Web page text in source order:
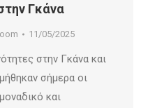
Γκάνα
11/05/2025
στην Γκάνα και
σήμερα οι
και